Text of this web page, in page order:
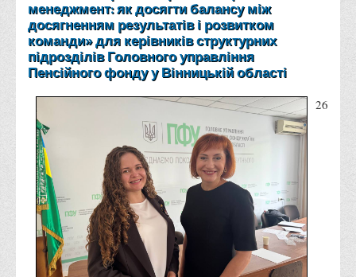
Правила безпечної поведінки учасників освітнього процесу в
умовах війни
Що можна і не можна знімати, показувати під час війни
Контакти державних та громадських організацій, які
допомагають тим, хто пережили сексуальне насильство,
пов'язане з конфліктом та їх родинам у Вінницькій області
10 точних фактів про наркотики. З’ясуй правду про
наркотики. Врятуй чиєсь життя
Контакти
3D тур
Екскурсія до ВТЕІ
SEL
менеджмент: як досягти балансу між
досягненням результатів і розвитком
команди» для керівників структурних
підрозділів Головного управління
Пенсійного фонду у Вінницькій області
26